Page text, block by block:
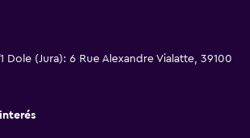
reuniones
Dole (Jura): 6 Rue Alexandre Vialatte, 39100